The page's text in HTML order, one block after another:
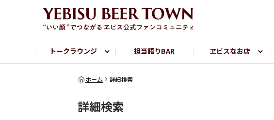
トークラウンジ
フリートーク
担当語りBAR ヱビスなお店
ヱビス提供店情報
ヱビスブランドサイト
サッポロビール公式Instagram
ホーム 詳細検索
詳細検索